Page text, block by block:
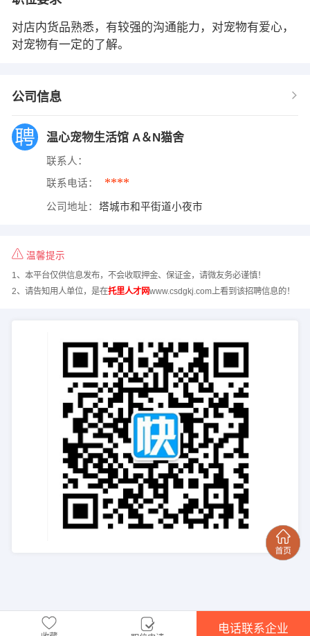
对店内货品熟悉，有较强的沟通能力，对宠物有爱心，
对宠物有一定的了解。
公司信息
温心宠物生活馆 A＆N猫舍
联系人：
联系电话： ****
公司地址： 塔城市和平街道小夜市
温馨提示
1、本平台仅供信息发布，不会收取押金、保证金，请微友务必谨慎！
2、请告知用人单位，是在托里人才网www.csdgkj.com上看到该招聘信息的！
电话联系企业